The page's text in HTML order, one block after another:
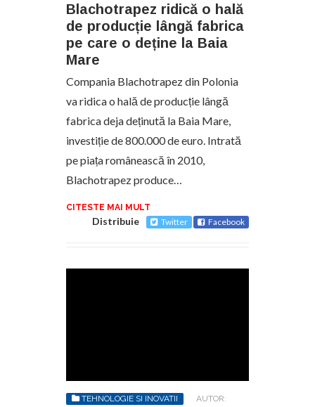
Blachotrapez ridică o hală
de producție lângă fabrica
pe care o deține la Baia
Mare
Compania Blachotrapez din Polonia
va ridica o hală de producție lângă
fabrica deja deținută la Baia Mare,
investiție de 800.000 de euro. Intrată
pe piața românească în 2010,
Blachotrapez produce…
CITESTE MAI MULT
Distribuie Twitter Facebook
TEHNOLOGIE SI INOVATII
AUTOR: